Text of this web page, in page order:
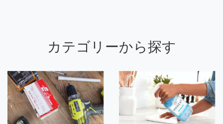
カテゴリーから探す